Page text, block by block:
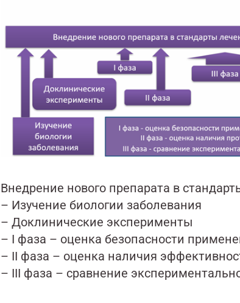
Внедрение нового препарата в
– Изучение биологии заболевания
– Доклинические эксперименты
– I фаза – оценка безопасности
– II фаза – оценка наличия
– III фаза – сравнение